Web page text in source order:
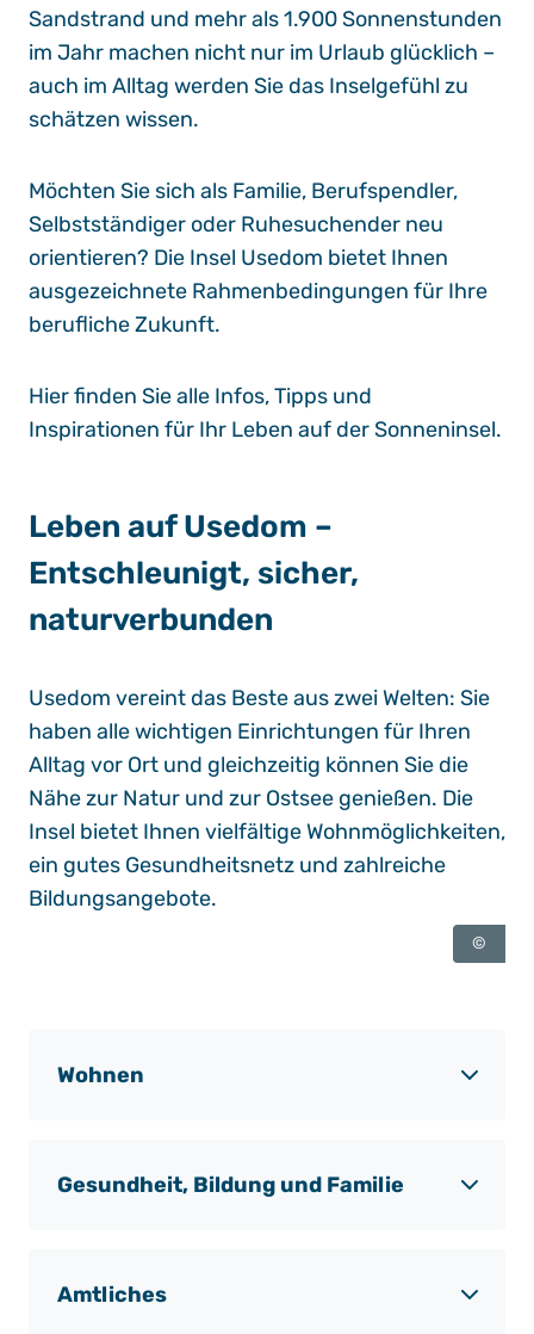
Sandstrand und mehr als 1.900 Sonnenstunden
im Jahr machen nicht nur im Urlaub glücklich –
auch im Alltag werden Sie das Inselgefühl zu
schätzen wissen.
Möchten Sie sich als Familie, Berufspendler,
Selbstständiger oder Ruhesuchender neu
orientieren? Die Insel Usedom bietet Ihnen
ausgezeichnete Rahmenbedingungen für Ihre
berufliche Zukunft.
Hier finden Sie alle Infos, Tipps und
Inspirationen für Ihr Leben auf der Sonneninsel.
Leben auf Usedom –
Entschleunigt, sicher,
naturverbunden
Usedom vereint das Beste aus zwei Welten: Sie
haben alle wichtigen Einrichtungen für Ihren
Alltag vor Ort und gleichzeitig können Sie die
Nähe zur Natur und zur Ostsee genießen. Die
Insel bietet Ihnen vielfältige Wohnmöglichkeiten,
ein gutes Gesundheitsnetz und zahlreiche
Bildungsangebote.
©
Wohnen
Gesundheit, Bildung und Familie
Amtliches